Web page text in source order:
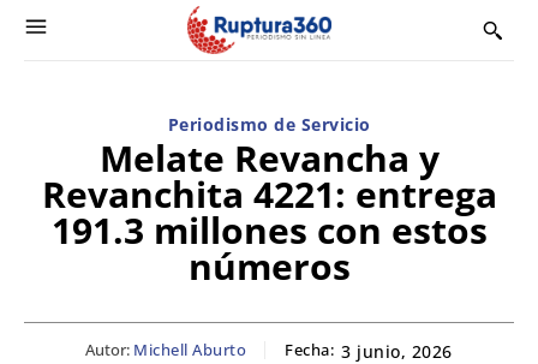
Periodismo de Servicio
Melate Revancha y
Revanchita 4221: entrega
191.3 millones con estos
números
Autor: Michell Aburto Fecha: 3 junio, 2026